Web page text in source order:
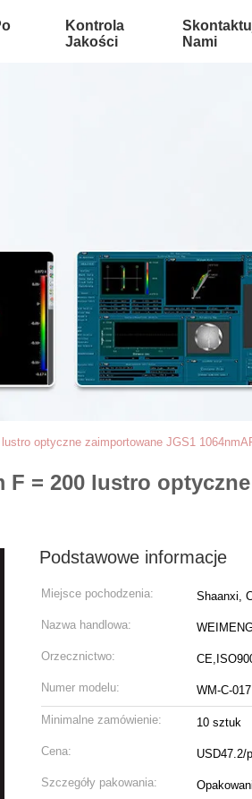
Kontrola
Jakości
Nami
optyczne zaimportowane JGS1
F = 200 lustro
Podstawowe informacje
Miejsce pochodzenia: Shaanxi,
Nazwa handlowa:
Orzecznictwo:
Numer modelu: WM-C-017
Minimalne zamówienie: 10 sztuk
Cena: USD47.2/
Szczegóły pakowania: